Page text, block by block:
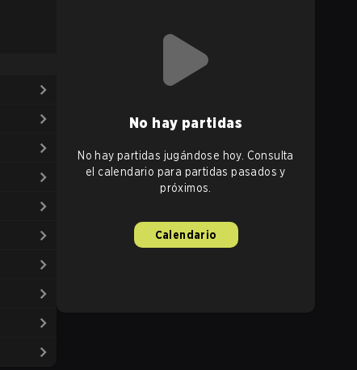
No hay partidas
No hay partidas jugándose hoy. Consulta
el calendario para partidas pasados y
próximos.
Calendario